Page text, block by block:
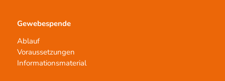
Gewebespende
Ablauf
Voraussetzungen
Informationsmaterial